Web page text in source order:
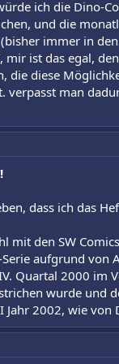
ich die Dino-
und die
immer in
ist das egal,
die diese
man
dass ich das
mit den SW
aufgrund
Quartal 2000 im
wurde und
Jahr 2002, wie